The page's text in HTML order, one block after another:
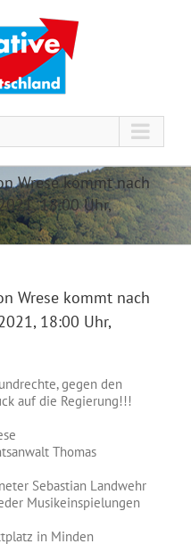
Wrese kommt nach
18:00 Uhr,
Wrese kommt nach
18:00 Uhr,
gegen den
auf die Regierung!!!
Thomas
Sebastian Landwehr
Musikeinspielungen
in Minden